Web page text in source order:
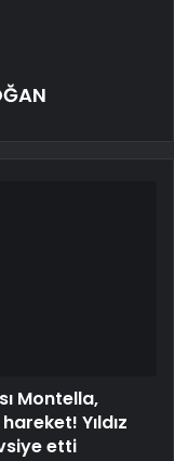
Montella,
Yıldız
etti